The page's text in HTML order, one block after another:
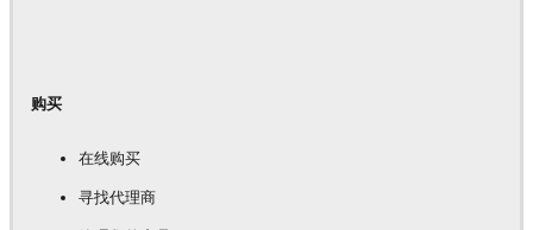
购买
在线购买
寻找代理商